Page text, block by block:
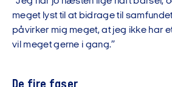
meget lyst til at bidrage til
påvirker mig meget, at jeg ikke har
vil meget gerne i gang.”